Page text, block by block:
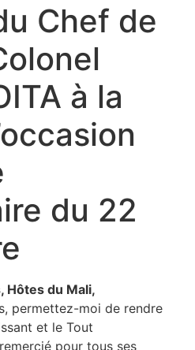
Chef de
à la
du 22
Hôtes du Mali,
permettez-moi de rendre
et le Tout
pour tous ses